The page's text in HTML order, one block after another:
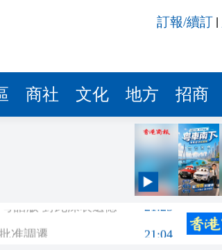
訂報/續訂
商社 文化 地方 招商
21:25